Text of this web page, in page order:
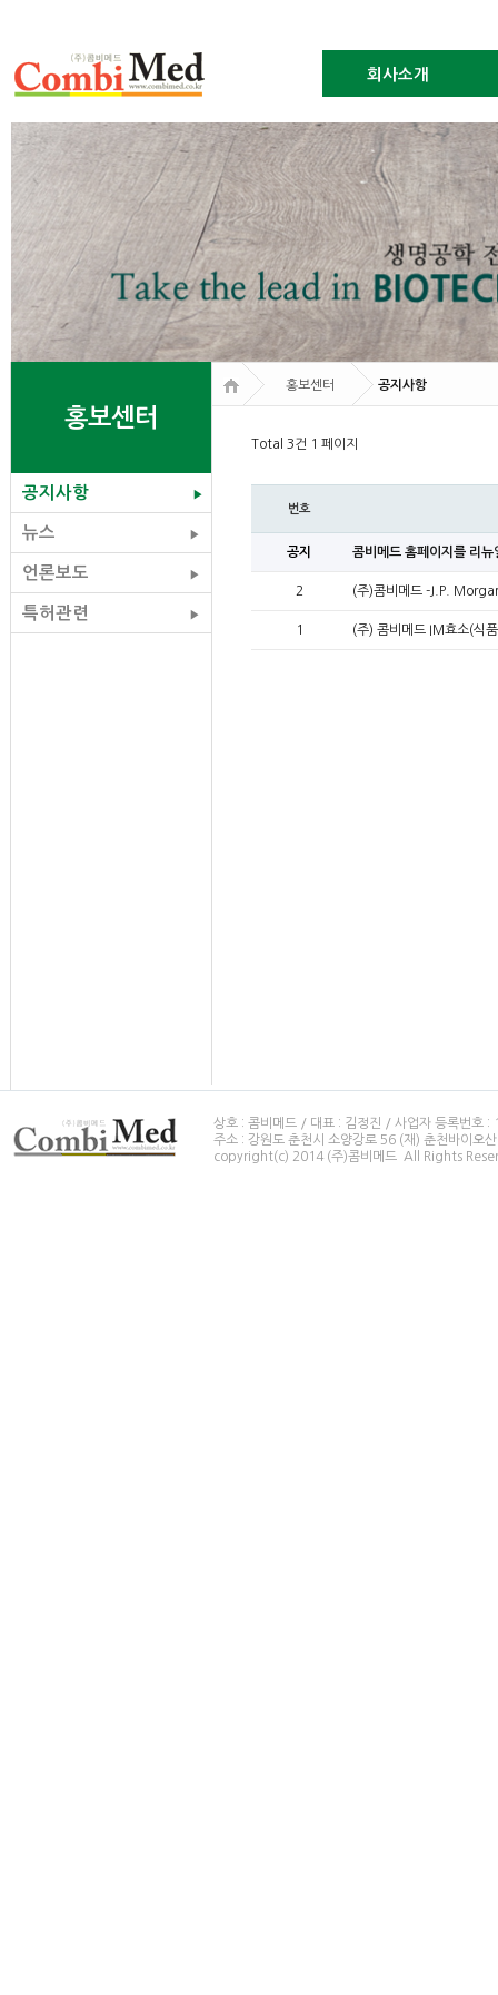
회사소개
홍보센터
공지사항 ▶
뉴스 ▶
언론보도 ▶
특허관련 ▶
홍보센터 공지사항
Total 3건 1 페이지
번호
공지 콤비메드 홈페이지를 리
2 (주)콤비메드 -J.P.
1 (주) 콤비메드 IM효소(식
상호 : 콤비메드 / 대표 : 김정진 / 사업자 등록번
주소 : 강원도 춘천시 소양강로 56 (재) 춘천바이오
copyright(c) 2014 (주)콤비메드 All Rights